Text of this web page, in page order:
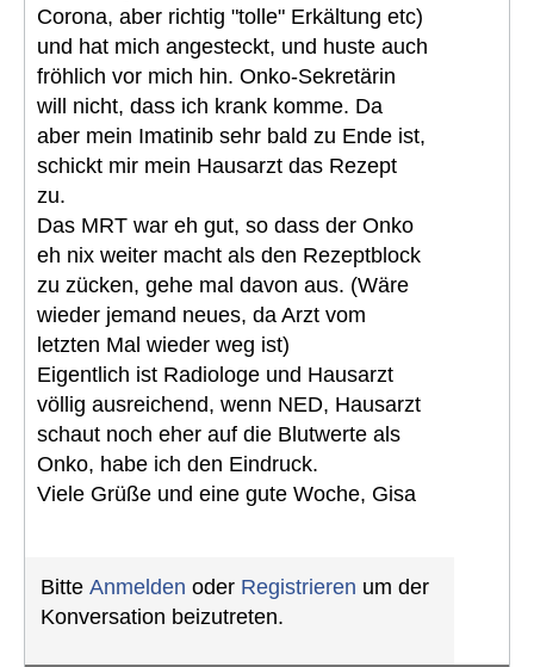
Corona, aber richtig "tolle" Erkältung etc)
und hat mich angesteckt, und huste auch
fröhlich vor mich hin. Onko-Sekretärin
will nicht, dass ich krank komme. Da
aber mein Imatinib sehr bald zu Ende ist,
schickt mir mein Hausarzt das Rezept
zu.
Das MRT war eh gut, so dass der Onko
eh nix weiter macht als den Rezeptblock
zu zücken, gehe mal davon aus. (Wäre
wieder jemand neues, da Arzt vom
letzten Mal wieder weg ist)
Eigentlich ist Radiologe und Hausarzt
völlig ausreichend, wenn NED, Hausarzt
schaut noch eher auf die Blutwerte als
Onko, habe ich den Eindruck.
Viele Grüße und eine gute Woche, Gisa
Bitte Anmelden oder Registrieren um der
Konversation beizutreten.